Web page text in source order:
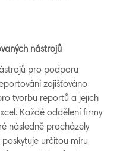
nástrojů
pro podporu
zajišťováno
tvorbu reportů a jejich
Každé oddělení firmy
následně procházely
poskytuje určitou míru